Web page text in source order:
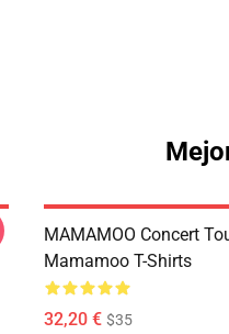
MAMAMOO Concert
Mamamoo T-Shirts
32,20 € $35